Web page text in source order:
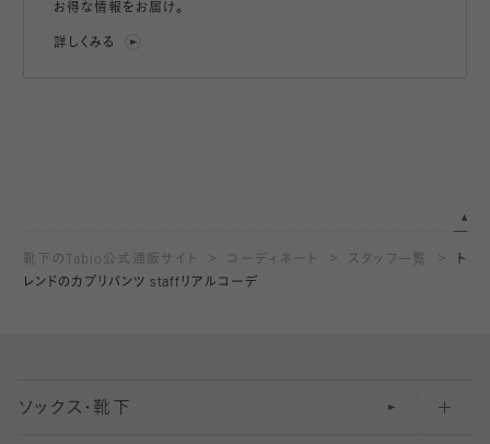
お得な情報をお届け。
詳しくみる
靴下のTabio公式通販サイト コーディネート スタッフ一覧
ト
レンドのカプリパンツ staffリアルコーデ
ソックス・靴下